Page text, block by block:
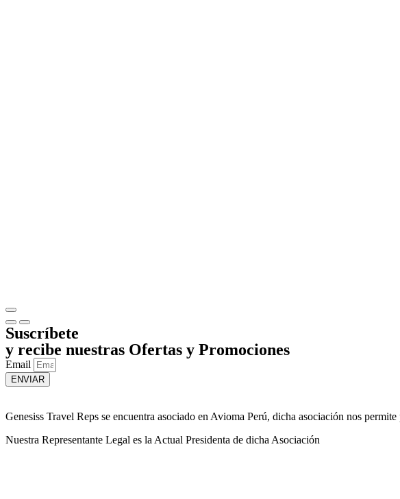
Suscríbete
y recibe nuestras Ofertas y Promociones
Email
ENVIAR
Genesiss Travel Reps se encuentra asociado en Avioma Perú, dicha asociación nos
Nuestra Representante Legal es la Actual Presidenta de dicha Asociación